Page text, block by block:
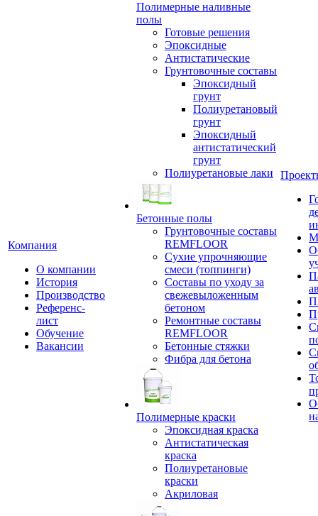
Компания
О компании
История
Производство
Референс-
лист
Обучение
Вакансии
Полимерные наливные
полы
Готовые решения
Эпоксидные
Антистатические
Грунтовочные составы
Эпоксидный
грунт
Полиуретановый
грунт
Эпоксидный
антистатический
грунт
Полиуретановые лаки
Бетонные полы
Грунтовочные составы
REMFLOOR
Сухие упрочняющие
смеси (топпинги)
Составы по уходу за
свежевыложенным
бетоном
Ремонтные составы
REMFLOOR
Бетонные стяжки
Фибра для бетона
Полимерные краски
Эпоксидная краска
Антистатическая
краска
Полиуретановые
краски
Акриловая